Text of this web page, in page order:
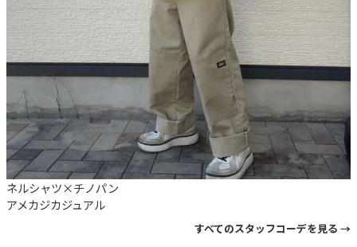
ネルシャツ×チノパン
アメカジカジュアル
すべてのスタッフコーデを見る →